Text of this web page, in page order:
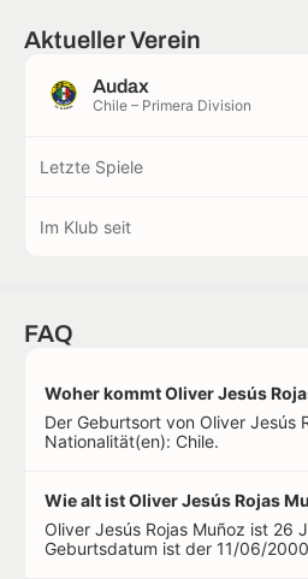
Aktueller Verein
Audax
Chile – Primera Division
Letzte Spiele
Im Klub seit
FAQ
Woher kommt Oliver Jesús
Der Geburtsort von Oliver Jesús
Nationalität(en): Chile.
Wie alt ist Oliver Jesús Rojas
Oliver Jesús Rojas Muñoz ist 26
Geburtsdatum ist der 11/06/